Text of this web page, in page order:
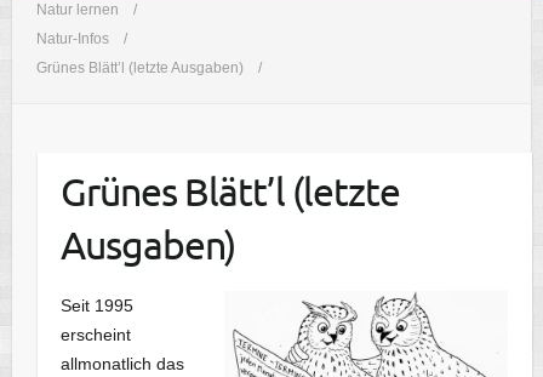
Natur lernen
Natur-Infos
Grünes Blätt’l (letzte Ausgaben)
Grünes Blätt’l (letzte
Ausgaben)
Seit 1995
erscheint
allmonatlich das